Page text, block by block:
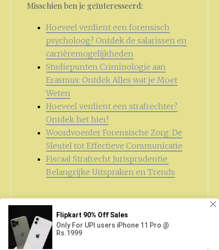
Misschien ben je geïnteresseerd:
Hoeveel verdient een forensisch
psycholoog? Ontdek de salarissen en
carrièremogelijkheden
Studiepunten Criminologie aan
Erasmus: Ontdek Alles wat je Moet
Weten
Hoeveel verdient een strafrechter?
Ontdek het hier!
Woordvoerder Forensische Zorg: De
Sleutel tot Effectieve Communicatie
Fiscaal Strafrecht Jurisprudentie:
Belangrijke Uitspraken en Trends
Zoeken
naar: